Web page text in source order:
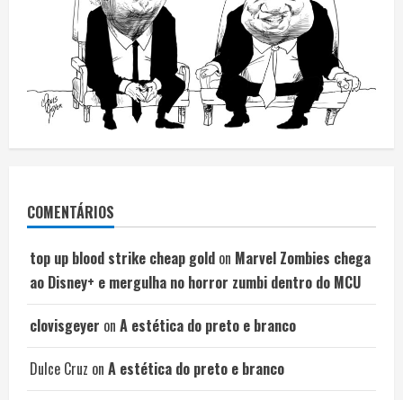
COMENTÁRIOS
top up blood strike cheap gold on Marvel Zombies chega
ao Disney+ e mergulha no horror zumbi dentro do MCU
clovisgeyer on A estética do preto e branco
Dulce Cruz on A estética do preto e branco